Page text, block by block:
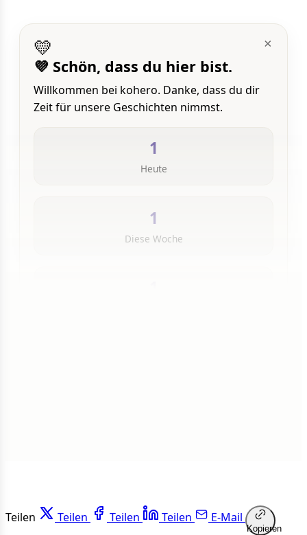
×
💛
💜 Schön, dass du hier bist.
Willkommen bei kohero. Danke, dass du dir
Zeit für unsere Geschichten nimmst.
1
Heute
1
Diese Woche
Teilen Teilen Teilen Teilen E-Mail
Kopieren